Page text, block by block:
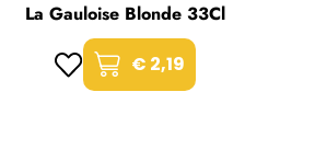
La Gauloise Blonde 33Cl
€ 2,19